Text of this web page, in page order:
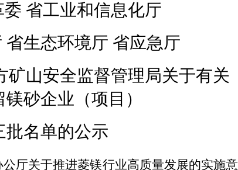
委 省工业和信息化厅
省生态环境厅 省应急厅
矿山安全监督管理局关于有关
砂企业（项目）
批名单的公示
公厅关于推进菱镁行业高质量发展的实施意